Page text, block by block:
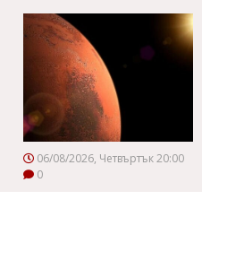
06/08/2026, Четвъртък 20:00
0